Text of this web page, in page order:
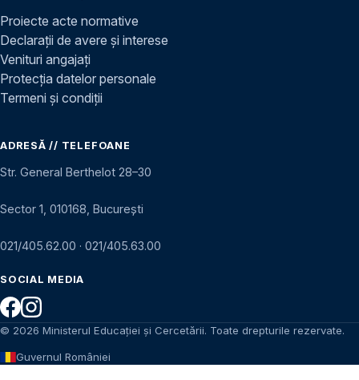
Proiecte acte normative
Declarații de avere și interese
Venituri angajați
Protecția datelor personale
Termeni și condiții
ADRESĂ // TELEFOANE
Str. General Berthelot 28–30
Sector 1, 010168, București
021/405.62.00 · 021/405.63.00
SOCIAL MEDIA
© 2026 Ministerul Educației și Cercetării. Toate drepturile rezervate.
Guvernul României